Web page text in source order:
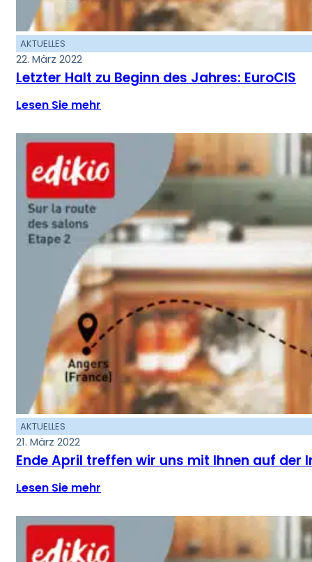
AKTUELLES
22. März 2022
Letzter Halt zu Beginn des Jahres: EuroCIS
Lesen Sie mehr
AKTUELLES
21. März 2022
Ende April treffen wir uns mit Ihnen auf der
Lesen Sie mehr